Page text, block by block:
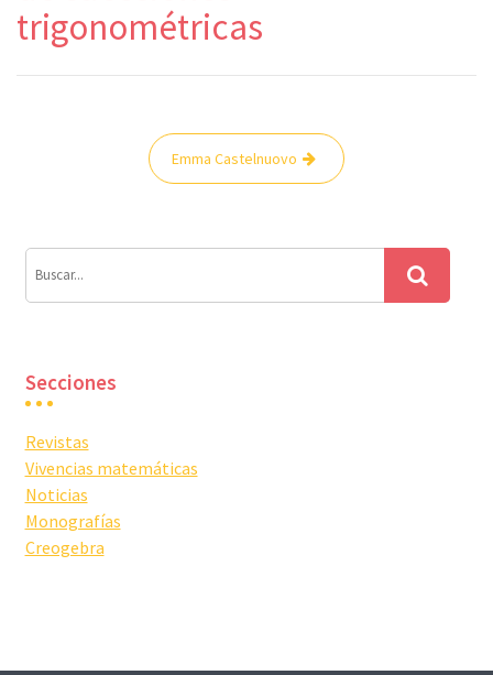
trigonométricas
Navegación
Emma Castelnuovo
Secciones
Revistas
Vivencias matemáticas
Noticias
Monografías
Creogebra